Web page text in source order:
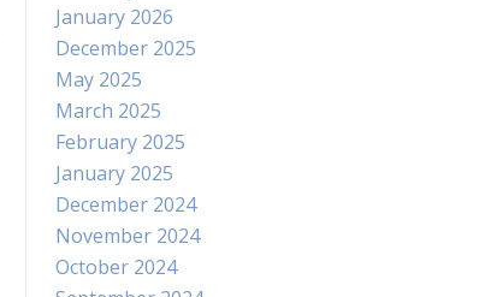
January 2026
December 2025
May 2025
March 2025
February 2025
January 2025
December 2024
November 2024
October 2024